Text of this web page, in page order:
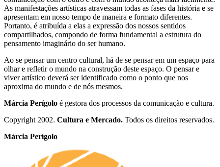
As manifestações artísticas atravessam todas as fases da história e se
apresentam em nosso tempo de maneira e formato diferentes.
Portanto, é atribuída a elas a expressão dos nossos sentidos
compartilhados, compondo de forma fundamental a estrutura do
pensamento imaginário do ser humano.
Ao se pensar um centro cultural, há de se pensar em um espaço para
olhar e refletir o mundo na construção deste espaço. O pensar e
viver artístico deverá ser identificado como o ponto que nos
aproxima do mundo e de nós mesmos.
Márcia Perígolo é gestora dos processos da comunicação e cultura.
Copyright 2002. Cultura e Mercado. Todos os direitos reservados.
Márcia Perígolo